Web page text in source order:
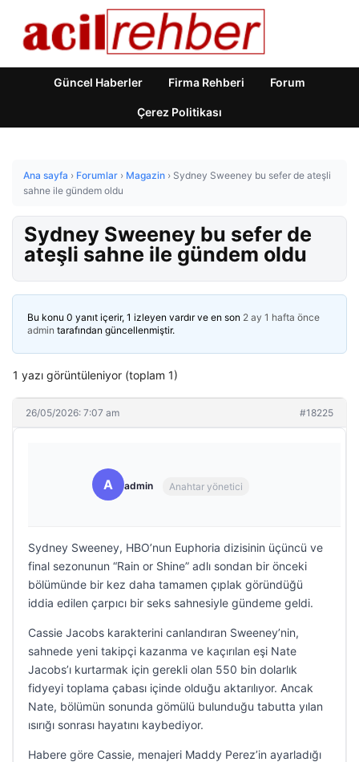
Güncel Haberler Firma Rehberi Forum
Çerez Politikası
Ana sayfa › Forumlar › Magazin › Sydney Sweeney bu sefer de ateşli
sahne ile gündem oldu
Sydney Sweeney bu sefer de
ateşli sahne ile gündem oldu
Bu konu 0 yanıt içerir, 1 izleyen vardır ve en son 2 ay 1 hafta önce
admin tarafından güncellenmiştir.
1 yazı görüntüleniyor (toplam 1)
26/05/2026: 7:07 am #18225
A admin Anahtar yönetici
Sydney Sweeney, HBO’nun Euphoria dizisinin üçüncü ve
final sezonunun “Rain or Shine” adlı sondan bir önceki
bölümünde bir kez daha tamamen çıplak göründüğü
iddia edilen çarpıcı bir seks sahnesiyle gündeme geldi.
Cassie Jacobs karakterini canlandıran Sweeney’nin,
sahnede yeni takipçi kazanma ve kaçırılan eşi Nate
Jacobs’ı kurtarmak için gerekli olan 550 bin dolarlık
fidyeyi toplama çabası içinde olduğu aktarılıyor. Ancak
Nate, bölümün sonunda gömülü bulunduğu tabutta yılan
ısırığı sonrası hayatını kaybediyor.
Habere göre Cassie, menajeri Maddy Perez’in ayarladığı